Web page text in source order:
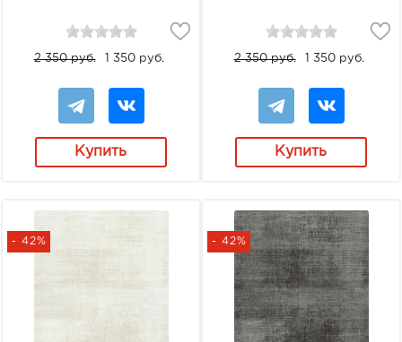
2 350 руб. 1 350 руб.
Купить
2 350 руб. 1 350 руб.
Купить
- 42% - 42%